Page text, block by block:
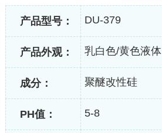
产品型号： DU-379
产品外观： 乳白色/黄色液体
成分： 聚醚改性硅
PH值： 5-8